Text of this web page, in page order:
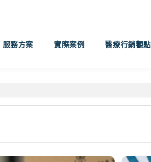
服務方案 實際案例 醫療行銷觀點